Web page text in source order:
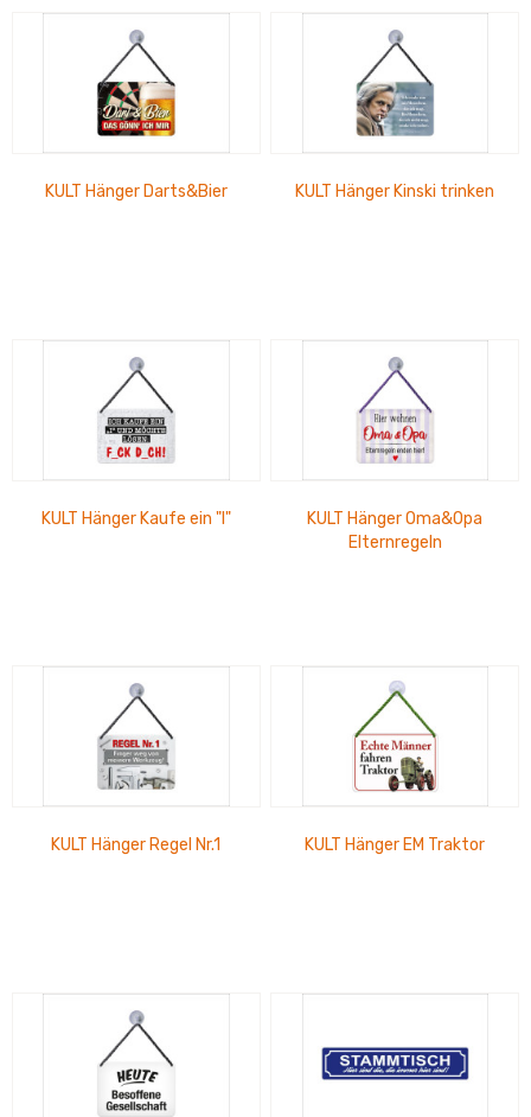
KULT Hänger Darts&Bier KULT Hänger Kinski trinken
KULT Hänger Kaufe ein "I"
KULT Hänger Oma&Opa
Elternregeln
KULT Hänger Regel Nr.1 KULT Hänger EM Traktor